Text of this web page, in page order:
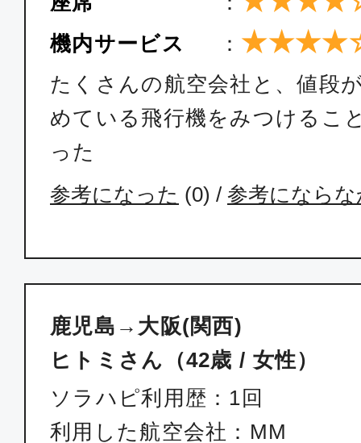
機内サービス ：
たくさんの航空会社と、値段
めている飛行機をみつけるこ
った
参考になった (0) / 参考になら
鹿児島→大阪(関西)
ヒトミさん（42歳 / 女性）
ソラハピ利用歴：1回
利用した航空会社：MM